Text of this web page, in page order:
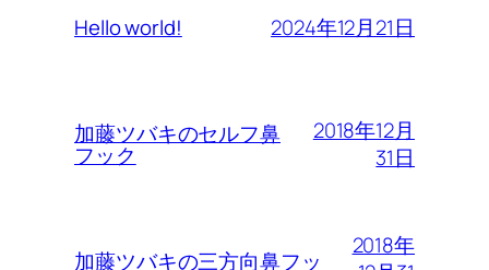
Hello world! 2024年12月21日
加藤ツバキのセルフ鼻
フック
2018年12月
31日
加藤ツバキの三方向鼻フッ
2018年